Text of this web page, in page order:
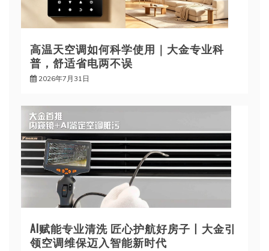
高温天空调如何科学使用｜大金专业科
普，舒适省电两不误
2026年7月31日
AI赋能专业清洗 匠心护航好房子丨大金引
领空调维保迈入智能新时代